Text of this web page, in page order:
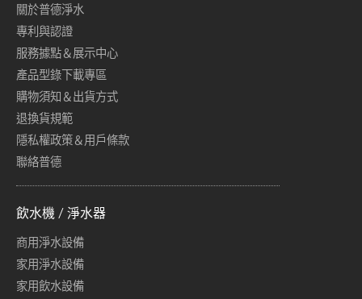
關於普德淨水
專利與認證
服務據點＆展示中心
產品型錄下載專區
購物須知＆出貨方式
退換貨規範
隱私權政策＆用戶條款
聯絡普德
飲水機 / 淨水器
商用淨水設備
家用淨水設備
家用飲水設備